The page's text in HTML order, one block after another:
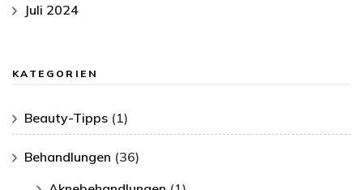
Juli 2024
KATEGORIEN
Beauty-Tipps (1)
Behandlungen (36)